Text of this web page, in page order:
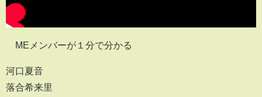
≠MEメンバーが１分で分かる
河口夏音
落合希来里